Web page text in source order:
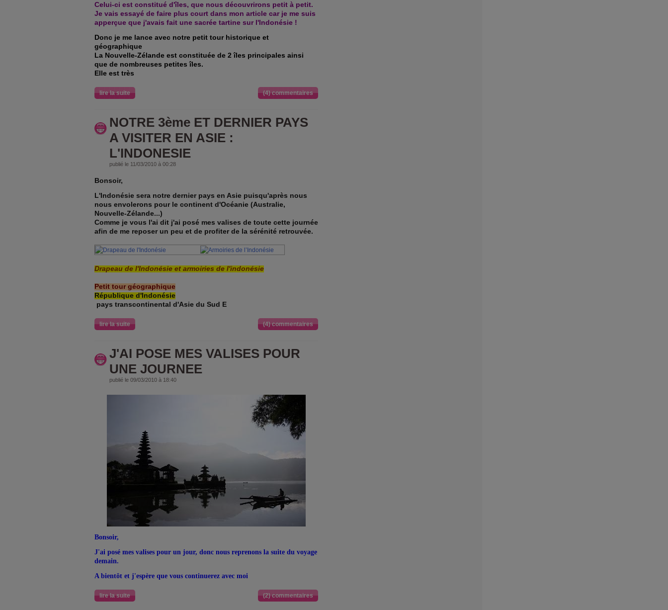
Celui-ci est constitué d'îles, que nous découvrirons petit à petit.
Je vais essayé de faire plus court dans mon article car je me suis
apperçue que j'avais fait une sacrée tartine sur l'Indonésie !
Donc je me lance avec notre petit tour historique et
géographique
La Nouvelle-Zélande est constituée de 2 îles principales ainsi
que de nombreuses petites îles.
Elle est très
lire la suite (4) commentaires
NOTRE 3ème ET DERNIER PAYS
A VISITER EN ASIE :
L'INDONESIE
publié le 11/03/2010 à 00:28
Bonsoir,
L'Indonésie sera notre dernier pays en Asie puisqu'après nous
nous envolerons pour le continent d'Océanie (Australie,
Nouvelle-Zélande...)
Comme je vous l'ai dit j'ai posé mes valises de toute cette journée
afin de me reposer un peu et de profiter de la sérénité retrouvée.
Drapeau de l'Indonésie et armoiries de l'indonésie
Petit tour géographique
République d'Indonésie
pays transcontinental d'Asie du Sud E
lire la suite (4) commentaires
J'AI POSE MES VALISES POUR
UNE JOURNEE
publié le 09/03/2010 à 18:40
Bonsoir,
J'ai posé mes valises pour un jour, donc nous reprenons la suite du voyage
demain.
A bientôt et j'espère que vous continuerez avec moi
lire la suite (2) commentaires